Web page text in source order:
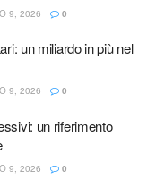
9, 2026 0
un miliardo in più nel
9, 2026 0
un riferimento
9, 2026 0